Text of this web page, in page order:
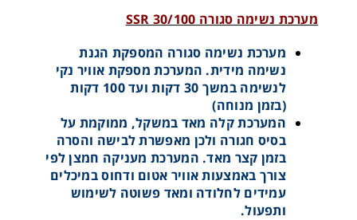
מערכת נשימה סגורה SSR 30/100
מערכת נשימה סגורה המספקת הגנת
נשימה מידית. המערכת מספקת אוויר נקי
לנשימה במשך 30 דקות ועד 100 דקות
(בזמן מנוחה)
המערכת קלה מאד במשקל, ממוקמת על
בסיס חגורה ולכן מאפשרת לבישה והסרה
בזמן קצר מאד. המערכת מעניקה חמצן לפי
צורך באמצעות אוויר אטום ודחוס במיכלים
עמידים לחלודה ומאד פשוטה לשימוש
ותפעול.